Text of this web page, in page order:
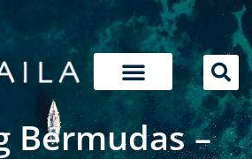
Bermudas –